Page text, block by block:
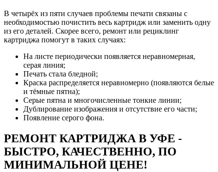
В четырёх из пяти случаев проблемы печати связаны с
необходимостью почистить весь картридж или заменить одну
из его деталей. Скорее всего, ремонт или рециклинг
картриджа помогут в таких случаях:
На листе периодически появляется неравномерная,
серая линия;
Печать стала бледной;
Краска распределяется неравномерно (появляются белые
и тёмные пятна);
Серые пятна и многочисленные тонкие линии;
Дублирование изображения и отсутствие его части;
Появление серого фона.
РЕМОНТ КАРТРИДЖА В УФЕ -
БЫСТРО, КАЧЕСТВЕННО, ПО
МИНИМАЛЬНОЙ ЦЕНЕ!